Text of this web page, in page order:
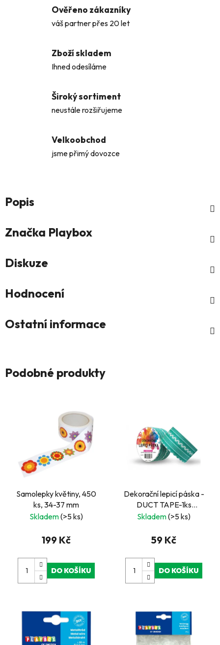
Ověřeno zákazníky
váš partner přes 20 let
Zboží skladem
Ihned odesíláme
Široký sortiment
neustále rozšiřujeme
Velkoobchod
jsme přimý dovozce
Popis
Značka Playbox
Diskuze
Hodnocení
Ostatní informace
Podobné produkty
Samolepky květiny, 450
ks, 34-37 mm
Skladem(>5 ks)
199 Kč
DO KOŠÍKU
Dekorační lepicí páska -
DUCT TAPE-1ks
tyrkysová krajka
Skladem(>5 ks)
59 Kč
DO KOŠÍKU